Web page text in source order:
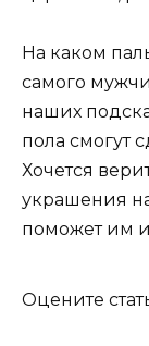
На каком
самого
наших
пола смогут
Хочется
украшения
поможет им
Оцените